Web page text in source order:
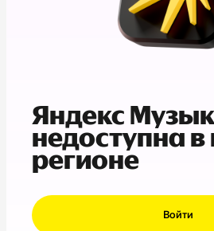
Яндекс
недоступна
регионе
Войти